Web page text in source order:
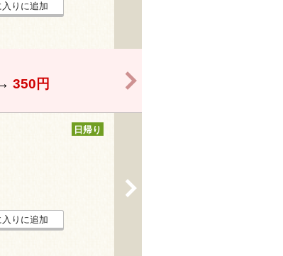
入りに追加
350円
日帰り
入りに追加